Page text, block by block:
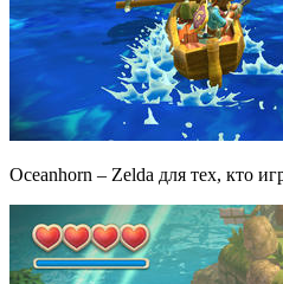
Oceanhorn – Zelda для тех, кто